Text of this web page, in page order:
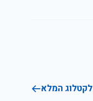
לקטלוג המלא